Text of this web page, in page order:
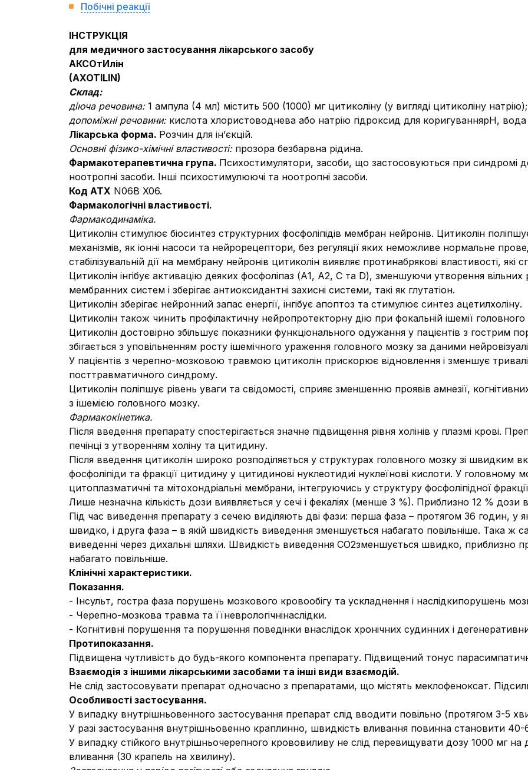
Побічні реакції
ІНСТРУКЦІЯ
для медичного застосування лікарського засобу
АКСОтИлін
(AXOTILIN)
Склад:
діюча речовина: 1 ампула (4 мл) містить 500 (1000) мг цитиколіну (у вигляді цитиколіну натрію);
допоміжні речовини: кислота хлористоводнева або натрію гідроксид для коригуваннярН, вода
Лікарська форма. Розчин для ін’єкцій.
Основні фізико-хімічні властивості: прозора безбарвна рідина.
Фармакотерапевтична група. Психостимулятори, засоби, що застосовуються при синдромі
ноотропні засоби. Інші психостимулюючі та ноотропні засоби.
Код АТХ N06B X06.
Фармакологічні властивості.
Фармакодинаміка.
Цитиколін стимулює біосинтез структурних фосфоліпідів мембран нейронів. Цитиколін
механізмів, як іонні насоси та нейрорецептори, без регуляції яких неможливе нормальне
стабілізувальній дії на мембрану нейронів цитиколін виявляє протинабрякові властивості, які
Цитиколін інгібує активацію деяких фосфоліпаз (А1, А2, С та D), зменшуючи утворення вільних
мембранних систем і зберігає антиоксидантні захисні системи, такі як глутатіон.
Цитиколін зберігає нейронний запас енергії, інгібує апоптоз та стимулює синтез ацетилхоліну.
Цитиколін також чинить профілактичну нейропротекторну дію при фокальній ішемії головного
Цитиколін достовірно збільшує показники функціонального одужання у пацієнтів з гострим
збігається з уповільненням росту ішемічного ураження головного мозку за даними
У пацієнтів з черепно-мозковою травмою цитиколін прискорює відновлення і зменшує
посттравматичного синдрому.
Цитиколін поліпшує рівень уваги та свідомості, сприяє зменшенню проявів амнезії,
з ішемією головного мозку.
Фармакокінетика.
Після введення препарату спостерігається значне підвищення рівня холінів у плазмі крові.
печінці з утворенням холіну та цитидину.
Після введення цитиколін широко розподіляється у структурах головного мозку зі швидким
фосфоліпіди та фракції цитидину у цитидинові нуклеотидиі нуклеїнові кислоти. У головному
цитоплазматичні та мітохондріальні мембрани, інтегруючись у структуру фосфоліпідної
Лише незначна кількість дози виявляється у сечі і фекаліях (менше 3 %). Приблизно 12 %
Під час виведення препарату з сечею виділяють дві фази: перша фаза – протягом 36 годин, у
швидко, і друга фаза – в якій швидкість виведення зменшується набагато повільніше. Така ж
виведенні через дихальні шляхи. Швидкість виведення СО2зменшується швидко, приблизно
набагато повільніше.
Клінічні характеристики.
Показання.
- Інсульт, гостра фаза порушень мозкового кровообігу та ускладнення і наслідкипорушень
- Черепно-мозкова травма та їїневрологічнінаслідки.
- Когнітивні порушення та порушення поведінки внаслідок хронічних судинних і
Протипоказання.
Підвищена чутливість до будь-якого компонента препарату. Підвищений тонус
Взаємодія з іншими лікарськими засобами та інші види взаємодій.
Не слід застосовувати препарат одночасно з препаратами, що містять меклофеноксат.
Особливості застосування.
У випадку внутрішньовенного застосування препарат слід вводити повільно (протягом 3-5
У разі застосування внутрішньовенно краплинно, швидкість вливання повинна становити
У випадку стійкого внутрішньочерепного крововиливу не слід перевищувати дозу 1000 мг на
вливання (30 крапель на хвилину).